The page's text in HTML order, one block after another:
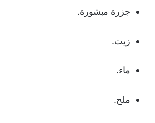
جزرة مبشورة.
زيت.
ماء.
ملح.